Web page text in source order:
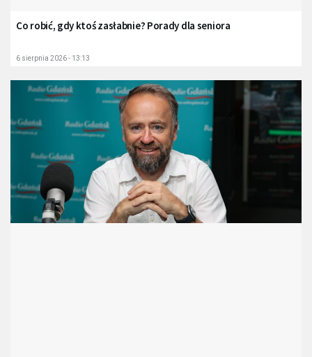
Co robić, gdy ktoś zasłabnie? Porady dla seniora
6 sierpnia 2026 - 13:13